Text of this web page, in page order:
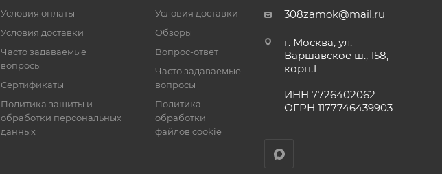
Условия оплаты
Условия доставки
Часто задаваемые
вопросы
Сертификаты
Политика защиты и
обработки персональных
данных
Условия доставки
Обзоры
Вопрос-ответ
Часто задаваемые
вопросы
Политика
обработки
файлов cookie
308zamok@mail.ru
г. Москва, ул.
Варшавское ш., 158,
корп.1
ИНН 7726402062
ОГРН 1177746439903